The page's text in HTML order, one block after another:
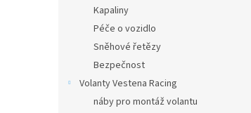
Kapaliny
Péče o vozidlo
Sněhové řetězy
Bezpečnost
Volanty Vestena Racing
náby pro montáž volantu